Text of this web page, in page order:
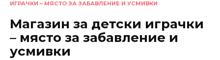
ИГРАЧКИ – МЯСТО ЗА ЗАБАВЛЕНИЕ И УСМИВКИ
Магазин за детски играчки
– място за забавление и
усмивки